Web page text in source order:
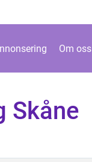
Om oss
Skåne